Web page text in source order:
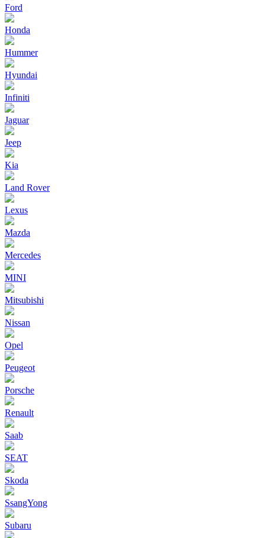
Ford
Honda
Hummer
Hyundai
Infiniti
Jaguar
Jeep
Kia
Land Rover
Lexus
Mazda
Mercedes
MINI
Mitsubishi
Nissan
Opel
Peugeot
Porsche
Renault
Saab
SEAT
Skoda
SsangYong
Subaru